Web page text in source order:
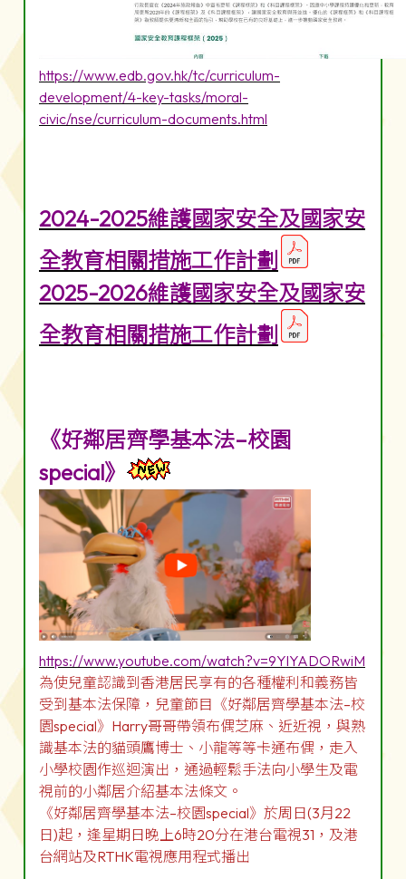
https://www.edb.gov.hk/tc/curriculum-
development/4-key-tasks/moral-
civic/nse/curriculum-documents.html
2024-2025維護國家安全及國家安
全教育相關措施工作計劃
2025-2026維護國家安全及國家安
全教育相關措施工作計劃
《好鄰居齊學基本法–校園
special》
https://www.youtube.com/watch?v=9YlYADORwiM
為使兒童認識到香港居民享有的各種權利和義務皆
受到基本法保障，兒童節目《好鄰居齊學基本法–校
園special》Harry哥哥帶領布偶芝麻、近近視，與熟
識基本法的貓頭鷹博士、小龍等等卡通布偶，走入
小學校園作巡迴演出，通過輕鬆手法向小學生及電
視前的小鄰居介紹基本法條文。
《好鄰居齊學基本法–校園special》於周日(3月22
日)起，逢星期日晚上6時20分在港台電視31，及港
台網站及RTHK電視應用程式播出